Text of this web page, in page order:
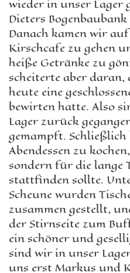
wieder in unser Lager
Dieters
Danach kamen wir
Kirschcafe zu gehen
heiße Getränke zu
scheiterte aber daran,
heute eine
bewirten hatte. Also
Lager zurück
gemampft.
Abendessen zu
sondern für die lange
stattfinden sollte.
Scheune wurden
zusammen gestellt,
der Stirnseite zum
ein schöner und
sind wir in unser
uns erst Markus und